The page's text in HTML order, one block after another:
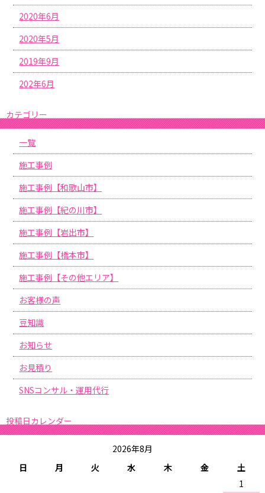
2020年6月
2020年5月
2019年9月
202年6月
カテゴリー
一覧
施工事例
施工事例【和歌山市】
施工事例【紀の川市】
施工事例【岩出市】
施工事例【橋本市】
施工事例【その他エリア】
お客様の声
豆知識
お知らせ
お見積り
SNSコンサル・運用代行
投稿日カレンダー
2026年8月
日
月 火 水 木 金
土
1